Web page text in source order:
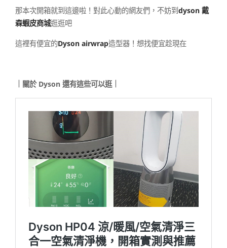
那本次開箱就到這邊啦！對此心動的網友們，不妨到dyson 戴
森蝦皮商城逛逛吧
這裡有便宜的Dyson airwrap造型器！想找便宜趁現在
｜關於 Dyson 還有這些可以逛｜